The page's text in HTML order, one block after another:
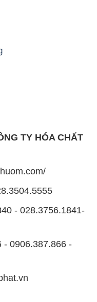
TY HÓA CHẤT
- 028.3756.1841-
- 0906.387.866 -